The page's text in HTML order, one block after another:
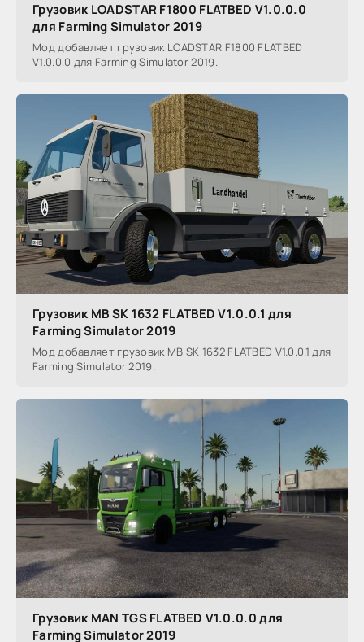
Грузовик LOADSTAR F1800 FLATBED V1.0.0.0
для Farming Simulator 2019
Мод добавляет грузовик LOADSTAR F1800 FLATBED
V1.0.0.0 для Farming Simulator 2019.
Грузовик MB SK 1632 FLATBED V1.0.0.1 для
Farming Simulator 2019
Мод добавляет грузовик MB SK 1632 FLATBED V1.0.0.1 для
Farming Simulator 2019.
Грузовик MAN TGS FLATBED V1.0.0.0 для
Farming Simulator 2019